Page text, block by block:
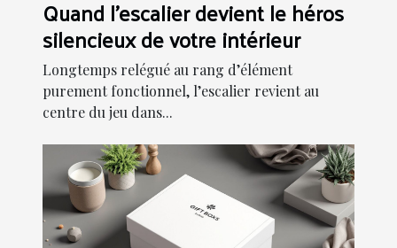
Quand l'escalier devient le héros
silencieux de votre intérieur
Longtemps relégué au rang d’élément
purement fonctionnel, l’escalier revient au
centre du jeu dans...